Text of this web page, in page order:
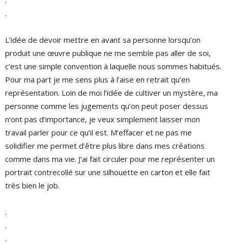
.
L’idée de devoir mettre en avant sa personne lorsqu’on
produit une œuvre publique ne me semble pas aller de soi,
c’est une simple convention à laquelle nous sommes habitués.
Pour ma part je me sens plus à l’aise en retrait qu’en
représentation. Loin de moi l’idée de cultiver un mystère, ma
personne comme les jugements qu’on peut poser dessus
n’ont pas d’importance, je veux simplement laisser mon
travail parler pour ce qu’il est. M’effacer et ne pas me
solidifier me permet d’être plus libre dans mes créations
comme dans ma vie. J’ai fait circuler pour me représenter un
portrait contrecollé sur une silhouette en carton et elle fait
très bien le job.
.
.
.